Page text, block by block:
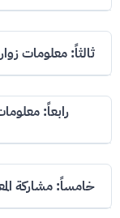
ثالثاً: معلومات
رابعاً:
خامساً: مشاركة